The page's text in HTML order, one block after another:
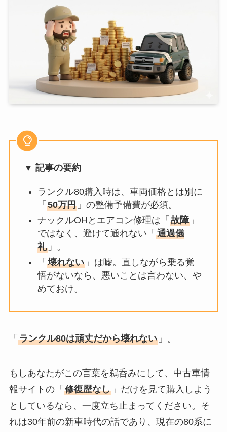
▼ 記事の要約
ランクル80購入時は、車両価格とは別に
「 50万円」の整備予備費が必須。
ナックルOHとエアコン修理は「 故障」
ではなく、避けて通れない「 通過儀
礼」。
「 壊れない」は嘘。直しながら乗る覚
悟がないなら、悪いことは言わない、や
めておけ。
「 ランクル80は頑丈だから壊れない」。
もしあなたがこの言葉を鵜呑みにして、中古車情
報サイトの「 修復歴なし」だけを見て購入しよう
としているなら、一度立ち止まってください。そ
れは30年前の新車時代の話であり、現在の80系に